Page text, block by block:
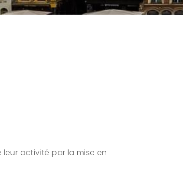
activité par la mise en